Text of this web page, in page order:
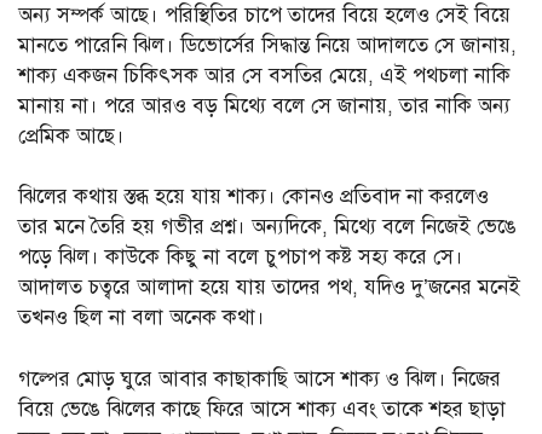
অন্য সম্পর্ক আছে। পরিস্থিতির চাপে তাদের বিয়ে হলেও সেই বিয়ে
মানতে পারেনি ঝিল। ডিভোর্সের সিদ্ধান্ত নিয়ে আদালতে সে জানায়,
শাক্য একজন চিকিৎসক আর সে বসতির মেয়ে, এই পথচলা নাকি
মানায় না। পরে আরও বড় মিথ্যে বলে সে জানায়, তার নাকি অন্য
প্রেমিক আছে।
ঝিলের কথায় স্তব্ধ হয়ে যায় শাক্য। কোনও প্রতিবাদ না করলেও
তার মনে তৈরি হয় গভীর প্রশ্ন। অন্যদিকে, মিথ্যে বলে নিজেই ভেঙে
পড়ে ঝিল। কাউকে কিছু না বলে চুপচাপ কষ্ট সহ্য করে সে।
আদালত চত্বরে আলাদা হয়ে যায় তাদের পথ, যদিও দু’জনের মনেই
তখনও ছিল না বলা অনেক কথা।
গল্পের মোড় ঘুরে আবার কাছাকাছি আসে শাক্য ও ঝিল। নিজের
বিয়ে ভেঙে ঝিলের কাছে ফিরে আসে শাক্য এবং তাকে শহর ছাড়া